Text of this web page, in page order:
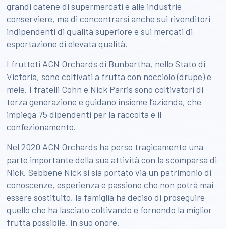
grandi catene di supermercati e alle industrie
conserviere, ma di concentrarsi anche sui rivenditori
indipendenti di qualità superiore e sui mercati di
esportazione di elevata qualità.
I frutteti ACN Orchards di Bunbartha, nello Stato di
Victoria, sono coltivati a frutta con nocciolo (drupe) e
mele. I fratelli Cohn e Nick Parris sono coltivatori di
terza generazione e guidano insieme l’azienda, che
impiega 75 dipendenti per la raccolta e il
confezionamento.
Nel 2020 ACN Orchards ha perso tragicamente una
parte importante della sua attività con la scomparsa di
Nick. Sebbene Nick si sia portato via un patrimonio di
conoscenze, esperienza e passione che non potrà mai
essere sostituito, la famiglia ha deciso di proseguire
quello che ha lasciato coltivando e fornendo la miglior
frutta possibile, in suo onore.